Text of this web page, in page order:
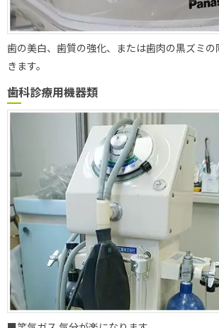
歯の美白、歯質の強化、または歯肉の黒ズミ
きます。
歯科診療用機器類